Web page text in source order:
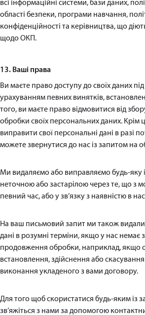
всі інформаційні системи, бази даних,
області безпеки, програми навчання,
конфіденційності та керівництва, що
щодо ОКП.
13. Ваші права
Ви маєте право доступу до своїх даних
урахуванням певних винятків,
того, ви маєте право відмовитися від
обробки своїх персональних даних. Крім
виправити свої персональні дані в разі
можете звернутися до нас із запитом на
Ми видаляємо або виправляємо будь-яку
неточною або застарілою через те, що з
певний час, або у зв’язку з наявністю в
На ваш письмовий запит ми також
дані в розумні терміни, якщо у нас немає
продовження обробки, наприклад, якщо
встановлення, здійснення або
виконання укладеного з вами договору.
Для того щоб скористатися будь-яким із
зв’яжіться з нами за допомогою